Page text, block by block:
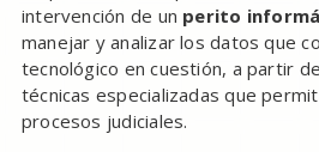
intervención de un perito
manejar y analizar los datos que
tecnológico en cuestión, a partir
técnicas especializadas que
procesos judiciales.